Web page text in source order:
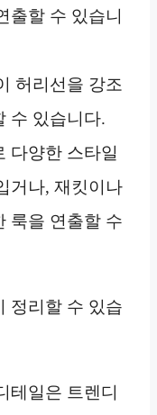
출할 수 있습니
허리선을 강조
수 있습니다.
다양한 스타일
거나, 재킷이나
룩을 연출할 수
정리할 수 있습
테일은 트렌디